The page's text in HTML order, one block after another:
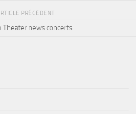
PRÉCÉDENT
Theater news concerts